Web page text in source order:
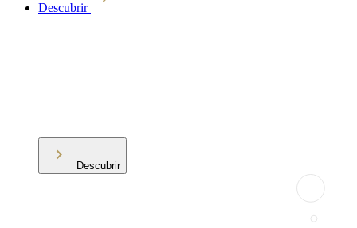
Descubrir
Descubrir